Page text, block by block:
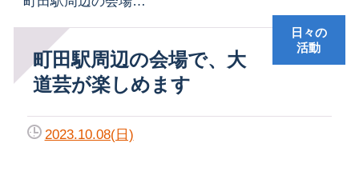
町田駅周辺の会場で、大
道芸が楽しめます
日々の
活動
2023.10.08(日)